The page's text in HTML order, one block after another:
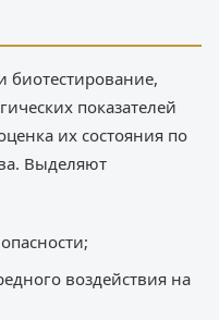
биотестирование,
показателей
их состояния по
Выделяют
воздействия на